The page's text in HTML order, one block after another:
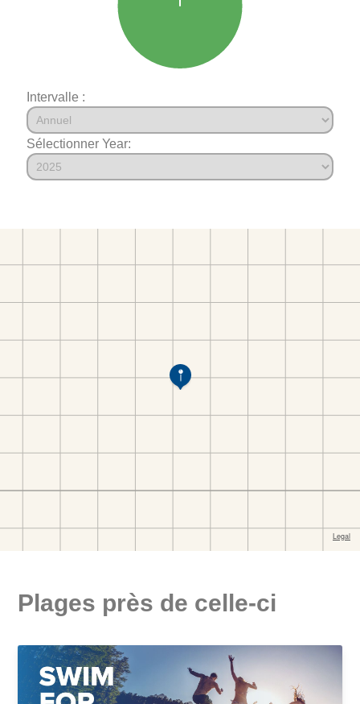
Intervalle :
Sélectionner Year:
Plages près de celle-ci